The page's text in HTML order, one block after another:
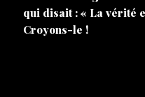
qui disait : « La vérité
Croyons-le !